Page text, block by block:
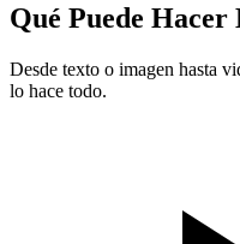
Qué Puede Hacer
Desde texto o imagen hasta
lo hace todo.